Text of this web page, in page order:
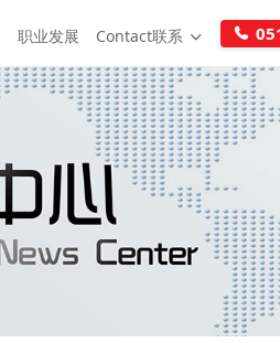
职业发展 Contact联系